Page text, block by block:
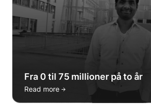
Fra 0 til 75 millioner på to år
Read more →